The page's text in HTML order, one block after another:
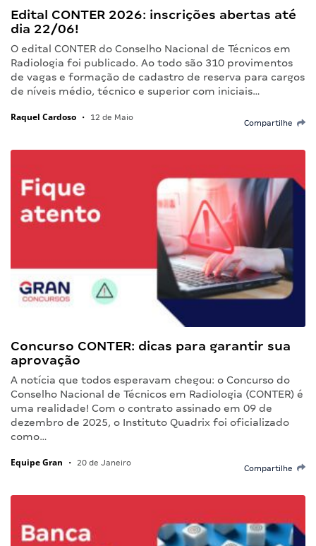
Edital CONTER 2026: inscrições abertas até
dia 22/06!
O edital CONTER do Conselho Nacional de Técnicos em
Radiologia foi publicado. Ao todo são 310 provimentos
de vagas e formação de cadastro de reserva para cargos
de níveis médio, técnico e superior com iniciais…
Raquel Cardoso • 12 de Maio
Compartilhe
Concurso CONTER: dicas para garantir sua
aprovação
A notícia que todos esperavam chegou: o Concurso do
Conselho Nacional de Técnicos em Radiologia (CONTER) é
uma realidade! Com o contrato assinado em 09 de
dezembro de 2025, o Instituto Quadrix foi oficializado
como…
Equipe Gran • 20 de Janeiro
Compartilhe